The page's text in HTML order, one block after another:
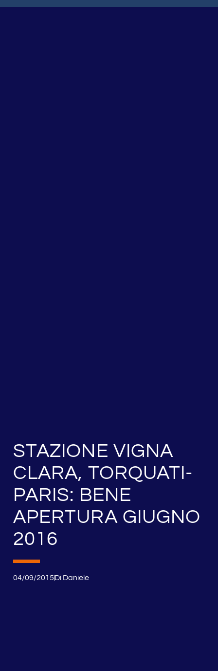
STAZIONE VIGNA
CLARA, TORQUATI-
PARIS: BENE
APERTURA GIUGNO
2016
04/09/2015DiDaniele